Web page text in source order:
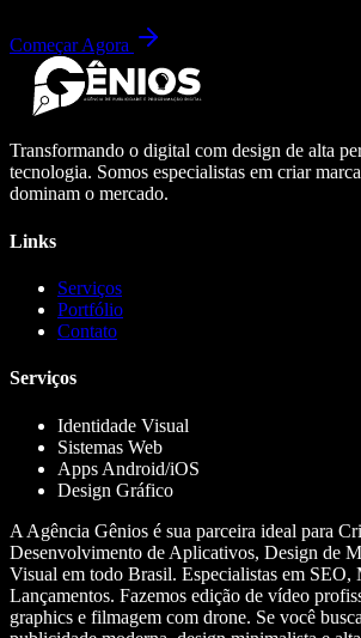
Começar Agora
Transformando o digital com design de alta
tecnologia. Somos especialistas em criar
dominam o mercado.
Links
Serviços
Portfólio
Contato
Serviços
Identidade Visual
Sistemas Web
Apps Android/iOS
Design Gráfico
A Agência Gênios é sua parceira ideal para
Desenvolvimento de Aplicativos, Design de
Visual em todo Brasil. Especialistas em
Lançamentos. Fazemos edição de vídeo
graphics e filmagem com drone. Se você